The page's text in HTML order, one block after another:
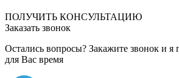
ПОЛУЧИТЬ КОНСУЛЬТАЦИЮ
Заказать звонок
Остались вопросы? Закажите звонок и я
для Вас время